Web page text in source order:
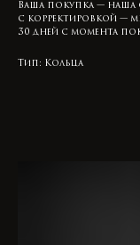
Ваша покупка — наша
с корректировкой —
30 дней с момента
Тип: Кольца